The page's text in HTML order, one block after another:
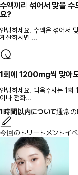
수액끼리 섞어서 맞을
요?
안녕하세요. 수액은 섞어서
계산하시면 ...
1회에 1200mg씩 맞아
안녕하세요. 백옥주사는 1
이나 전화...
1時間以内について通常の
今回のトリートメントイ